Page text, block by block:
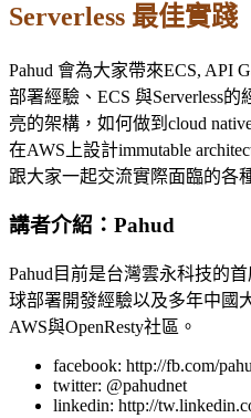
Serverless 最佳實踐
Pahud 會為大家帶來ECS, API
部署經驗、ECS 與Serverless
亮的架構，如何做到cloud
在AWS上設計immutable
跟大家一起交流實際面臨的各
講者介紹：Pahud
Pahud目前是台灣雲永科技的
球部署開發經驗以及多年中國
AWS與OpenResty社區。
facebook: http://fb.com/
twitter: @pahudnet
linkedin: http://